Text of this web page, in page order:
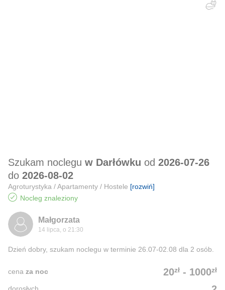
Szukam noclegu w Darłówku od 2026-07-26
do 2026-08-02
Agroturystyka / Apartamenty / Hostele [rozwiń]
Nocleg znaleziony
Małgorzata
14 lipca, o 21:30
Dzień dobry, szukam noclegu w terminie 26.07-02.08 dla 2 osób.
20zł - 1000zł
cena za noc